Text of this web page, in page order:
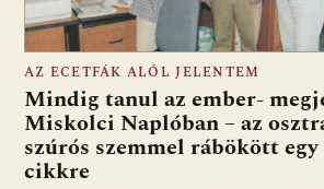
AZ ECETFÁK ALÓL JELENTEM
Mindig tanul az ember-
Miskolci Naplóban – az
szúrós szemmel rábökött
cikkre